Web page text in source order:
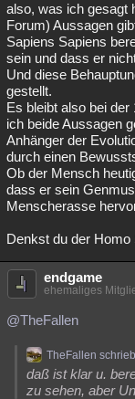
also, was ich gesagt
Forum) Aussagen
Sapiens Sapiens
sein und dass er
Und diese
gestellt.
Es bleibt also bei
ich beide Aussagen
Anhänger der
durch einen
Ob der Mensch
dass er sein
Menscherasse
Denkst du der
endgame
ehemaliges
@TheFallen
TheFallen
daß ist klar u.
zu sehen, aber